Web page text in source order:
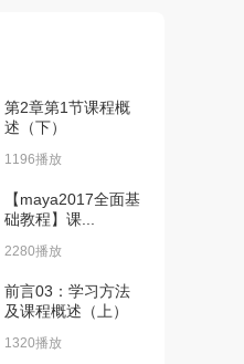
义
义
第2章第1节课程概
述（下）
1196播放
【maya2017全面基
础教程】课...
2280播放
前言03：学习方法
及课程概述（上）
1320播放